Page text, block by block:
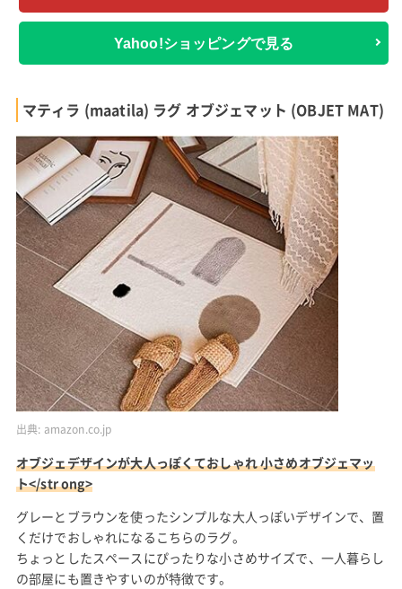
Yahoo!ショッピングで見る
マティラ (maatila) ラグ オブジェマット (OBJET MAT)
出典: amazon.co.jp
オブジェデザインが大人っぽくておしゃれ 小さめオブジェマッ
ト</str ong>
グレーとブラウンを使ったシンプルな大人っぽいデザインで、置
くだけでおしゃれになるこちらのラグ。
ちょっとしたスペースにぴったりな小さめサイズで、一人暮らし
の部屋にも置きやすいのが特徴です。